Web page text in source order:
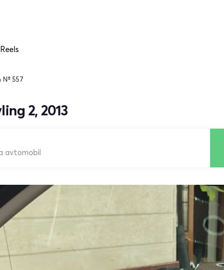
Reels
№ 557
2, 2013
avtomobil